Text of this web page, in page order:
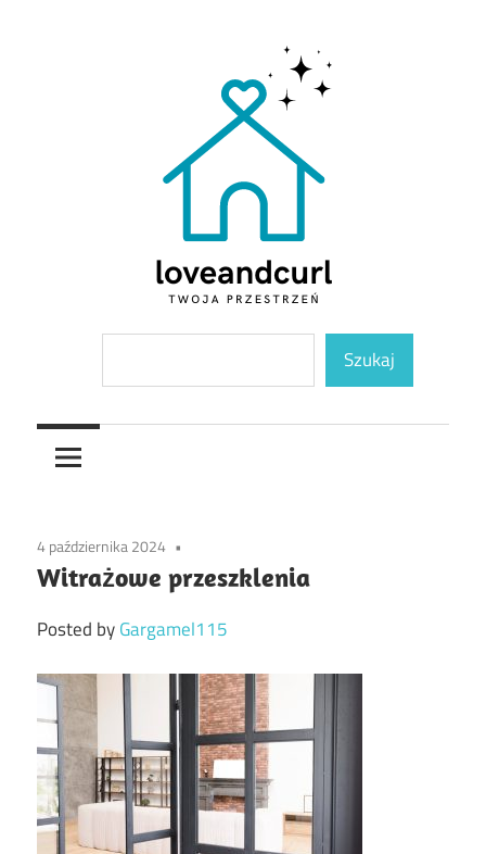
Loveandcurl Szukaj
4 października 2024
Witrażowe przeszklenia
Posted byGargamel115